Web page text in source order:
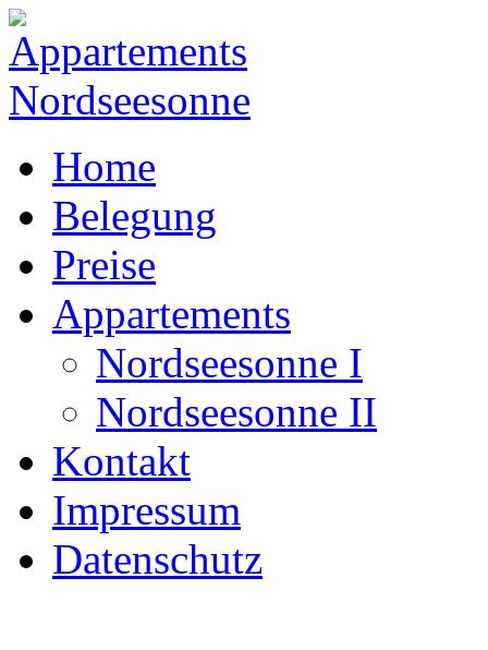
Home
Belegung
Preise
Appartements
Nordseesonne I
Nordseesonne II
Kontakt
Impressum
Datenschutz